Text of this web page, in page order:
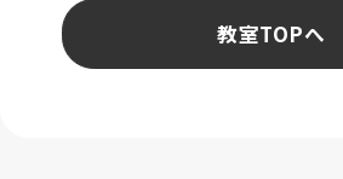
教室TOPへ